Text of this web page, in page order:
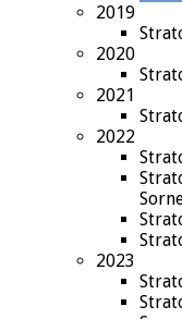
2019
2020
2021
2022
2023